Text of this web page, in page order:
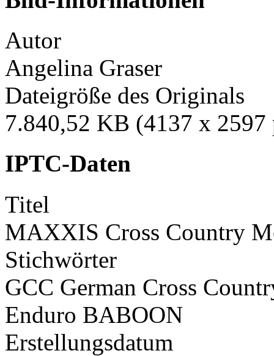
Autor
Angelina Graser
Dateigröße des Originals
7.840,52 KB (4137 x 2597
IPTC-Daten
Titel
MAXXIS Cross Country
Stichwörter
GCC German Cross
Enduro BABOON
Erstellungsdatum